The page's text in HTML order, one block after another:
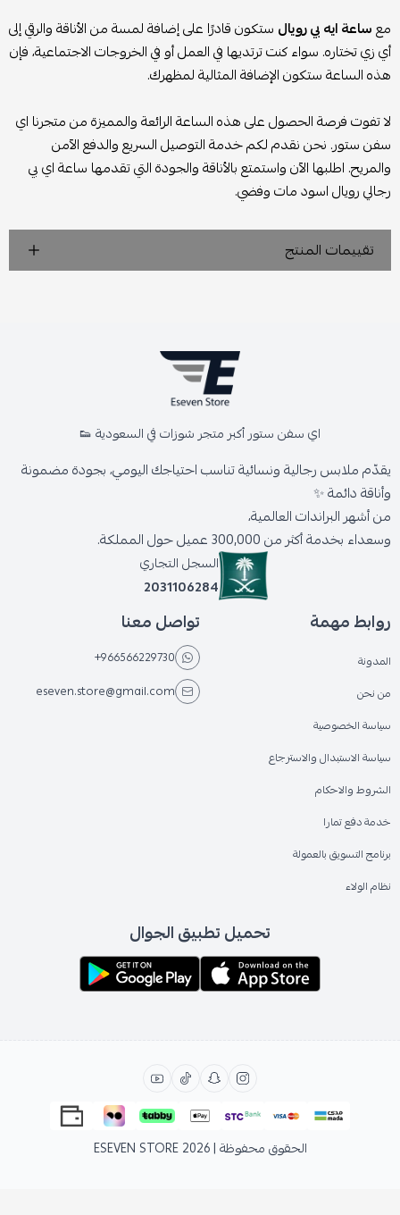
معساعة ايه بي رويال ستكون قادرًا على إضافة لمسة من الأناقة والرقي إلى
أي زي تختاره. سواء كنت ترتديها في العمل أو في الخروجات الاجتماعية، فإن
هذه الساعة ستكون الإضافة المثالية لمظهرك.
لا تفوت فرصة الحصول على هذه الساعة الرائعة والمميزة من متجرنا اي
سفن ستور. نحن نقدم لكم خدمة التوصيل السريع والدفع الآمن
والمريح. اطلبها الآن واستمتع بالأناقة والجودة التي تقدمها ساعة اي بي
رجالي رويال اسود مات وفضي.
تقييمات المنتج
اي سفن ستور أكبر متجر شوزات في السعودية 👟
يقدّم ملابس رجالية ونسائية تناسب احتياجك اليومي، بجودة مضمونة
وأناقة دائمة ✨
من أشهر البراندات العالمية،
وسعداء بخدمة أكثر من 300,000 عميل حول المملكة.
السجل التجاري
2031106284
روابط مهمة
المدونة
من نحن
سياسة الخصوصية
سياسة الاستبدال والاسترجاع
الشروط والاحكام
خدمة دفع تمارا
برنامج التسويق بالعمولة
نظام الولاء
تواصل معنا
+966566229730
eseven.store@gmail.com
تحميل تطبيق الجوال
الحقوق محفوظة | 2026 ESEVEN STORE